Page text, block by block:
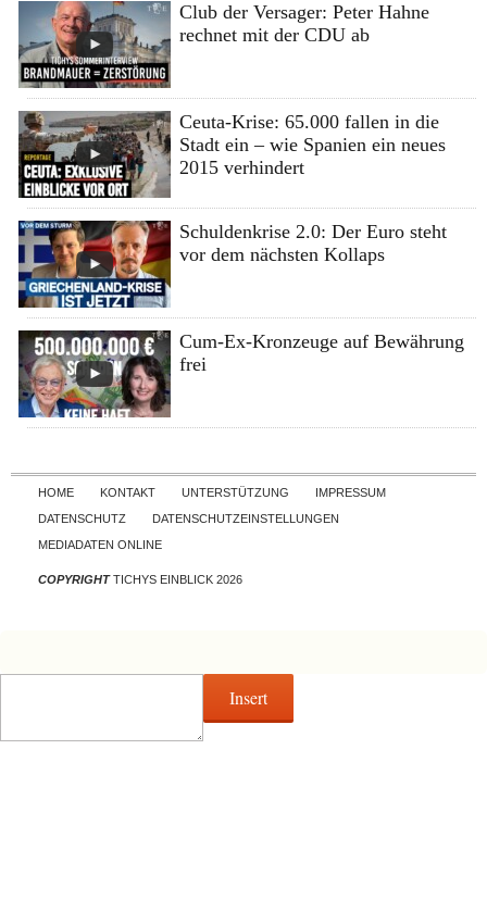
Club der Versager: Peter Hahne
rechnet mit der CDU ab
Ceuta-Krise: 65.000 fallen in die
Stadt ein – wie Spanien ein neues
2015 verhindert
Schuldenkrise 2.0: Der Euro steht
vor dem nächsten Kollaps
Cum-Ex-Kronzeuge auf Bewährung
frei
Skip to content
HOME KONTAKT UNTERSTÜTZUNG
IMPRESSUM
DATENSCHUTZ
DATENSCHUTZEINSTELLUNGEN
MEDIADATEN ONLINE
COPYRIGHTTICHYS EINBLICK 2026
Insert